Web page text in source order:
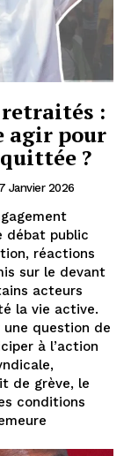
retraités :
agir pour
?
Janvier 2026
débat public
réactions
sur le devant
acteurs
la vie active.
question de
à l’action
de grève, le
conditions